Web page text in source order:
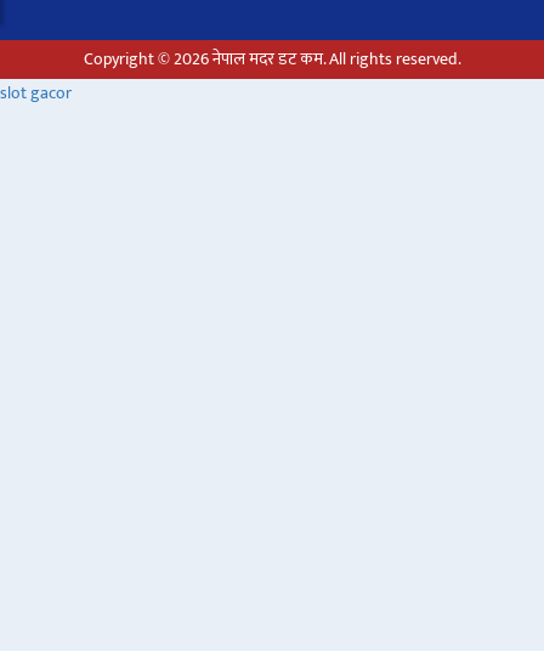
Copyright © 2026 नेपाल मदर डट कम. All rights reserved.
slot gacor